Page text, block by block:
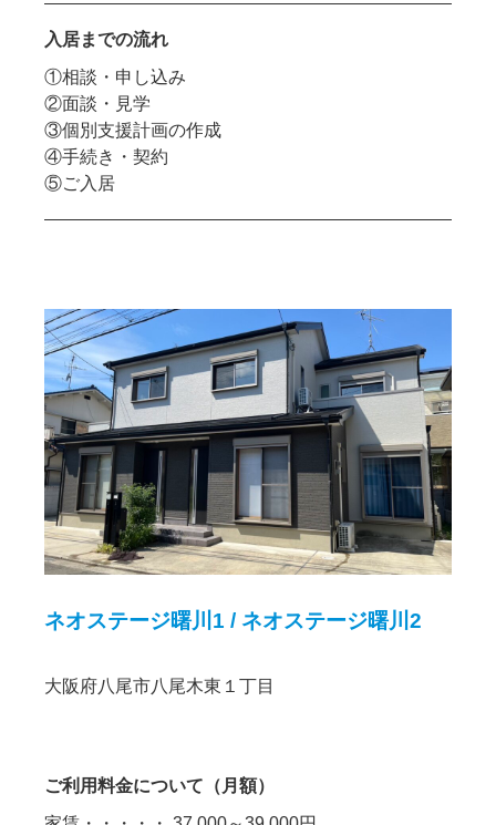
入居までの流れ
①相談・申し込み
②面談・見学
③個別支援計画の作成
④手続き・契約
⑤ご入居
ネオステージ曙川1 / ネオステージ曙川2
大阪府八尾市八尾木東１丁目
ご利用料金について（月額）